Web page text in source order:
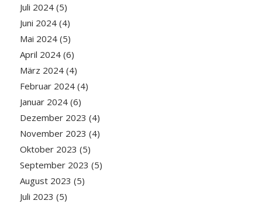
Juli 2024(5)
Juni 2024(4)
Mai 2024(5)
April 2024(6)
März 2024(4)
Februar 2024(4)
Januar 2024(6)
Dezember 2023 (4)
November 2023 (4)
Oktober 2023 (5)
September 2023 (5)
August 2023 (5)
Juli 2023 (5)